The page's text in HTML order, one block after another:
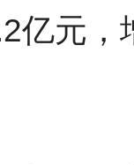
亿元